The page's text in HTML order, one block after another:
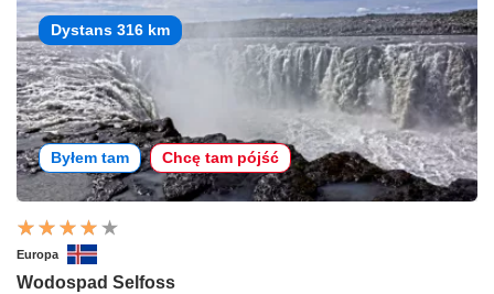
Dystans 316 km
Byłem tam Chcę tam pójść
Europa
Wodospad Selfoss